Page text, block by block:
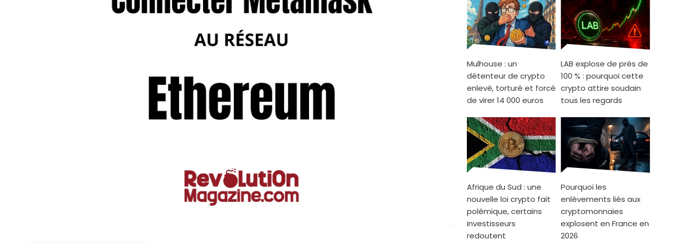
Mulhouse : un
détenteur de crypto
enlevé, torturé et forcé
de virer 14 000 euros
LAB explose de près de
100 % : pourquoi cette
crypto attire soudain
tous les regards
Afrique du Sud : une
nouvelle loi crypto fait
polémique, certains
investisseurs
redoutent
Pourquoi les
enlèvements liés aux
cryptomonnaies
explosent en France en
2026